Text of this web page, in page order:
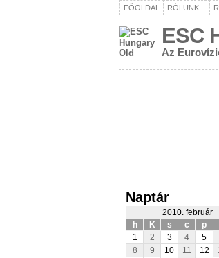
FŐOLDAL RÓLUNK
ESC
Az
Naptár
2010. február
h
K s c p
1
2 3 4 5
8
9 10 11 12